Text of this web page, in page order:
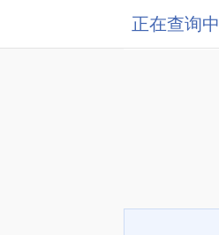
正在查询中